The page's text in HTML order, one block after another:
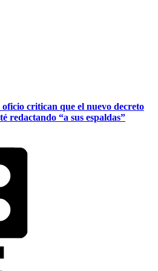
critican que el nuevo decreto
redactando “a sus espaldas”